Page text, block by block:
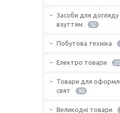
Засоби для догляду
взуттям
52
Побутова техніка
Електро товари
Товари для
свят
90
Великодні товари